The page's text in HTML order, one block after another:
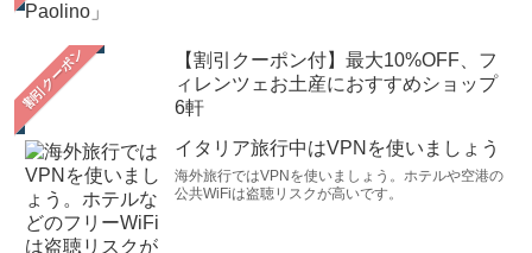
【割引クーポン付】最大10%OFF、フ
ィレンツェお土産におすすめショップ
6軒
イタリア旅行中はVPNを使いましょう
海外旅行ではVPNを使いましょう。ホテルや空港の
公共WiFiは盗聴リスクが高いです。